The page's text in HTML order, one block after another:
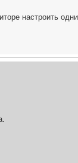
настроить